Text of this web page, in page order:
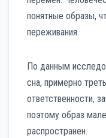
понятные образы,
переживания.
По данным
сна, примерно
ответственности,
поэтому образ
распространен.